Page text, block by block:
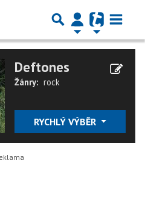
Deftones
Žánry: rock
RYCHLÝ VÝBĚR